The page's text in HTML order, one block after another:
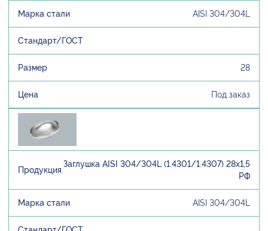
AISI 304/304L
28
Под заказ
Заглушка AISI 304/304L (1.4301/1.4307) 28х1,5
РФ
AISI 304/304L